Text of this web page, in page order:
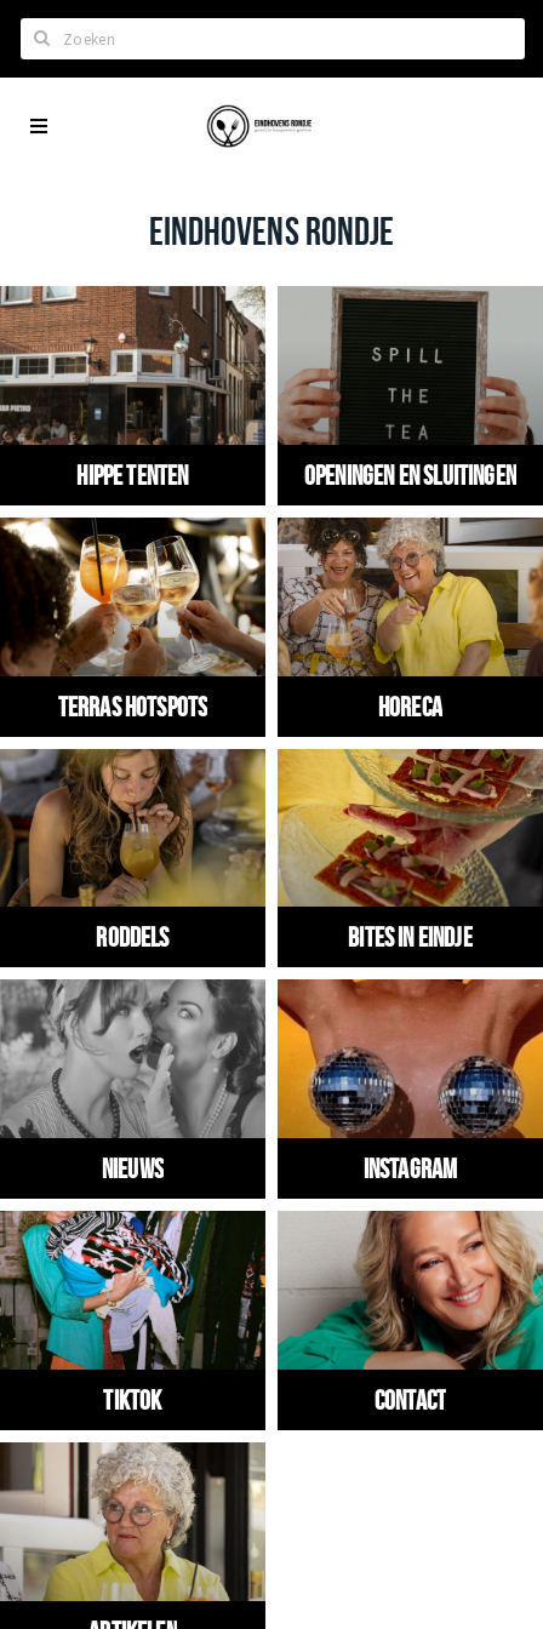
Home
Het laatste nieuws in Eindhoven
Roddels...
Restaurants en meer
Agenda
Hotels
Te koop en te huur
Winkels
Werken
Aanbiedingen
Ook reclame maken?
Over Eindhovens Rondje
Inloggen
City
EINDHOVENS RONDJE
Hippe tenten Openingen en Sluitingen
Terras hotspots HORECA
RODDELS Bites in Eindje
Nieuws Instagram
Tiktok Contact